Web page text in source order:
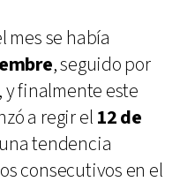
mes se había
, seguido por
, y finalmente este
a regir el 12 de
tendencia
consecutivos en el